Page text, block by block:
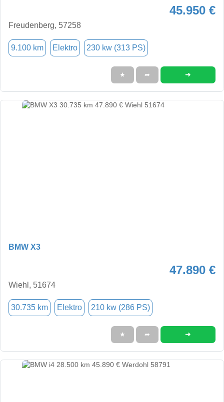
45.950 €
Freudenberg, 57258
9.100 km Elektro 230 kw (313 PS)
★ ➦ ➜
BMW X3
47.890 €
Wiehl, 51674
30.735 km Elektro 210 kw (286 PS)
★ ➦ ➜